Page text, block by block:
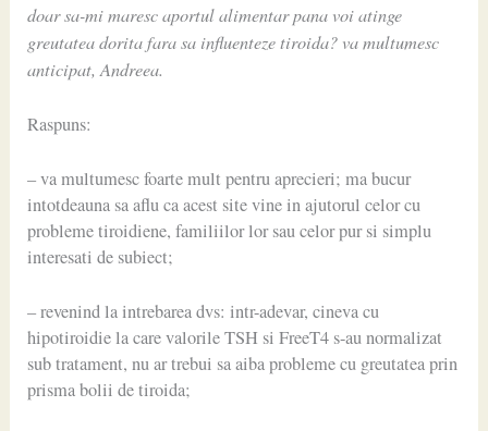
doar sa-mi maresc aportul alimentar pana voi atinge
greutatea dorita fara sa influenteze tiroida? va multumesc
anticipat, Andreea.
Raspuns:
– va multumesc foarte mult pentru aprecieri; ma bucur
intotdeauna sa aflu ca acest site vine in ajutorul celor cu
probleme tiroidiene, familiilor lor sau celor pur si simplu
interesati de subiect;
– revenind la intrebarea dvs: intr-adevar, cineva cu
hipotiroidie la care valorile TSH si FreeT4 s-au normalizat
sub tratament, nu ar trebui sa aiba probleme cu greutatea prin
prisma bolii de tiroida;